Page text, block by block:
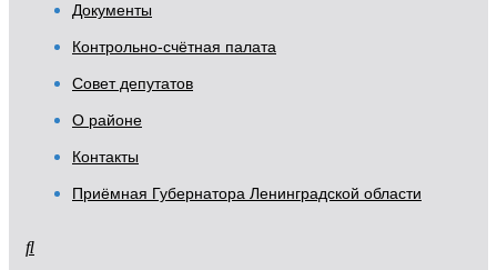
Документы
Контрольно-счётная палата
Совет депутатов
О районе
Контакты
Приёмная Губернатора Ленинградской области